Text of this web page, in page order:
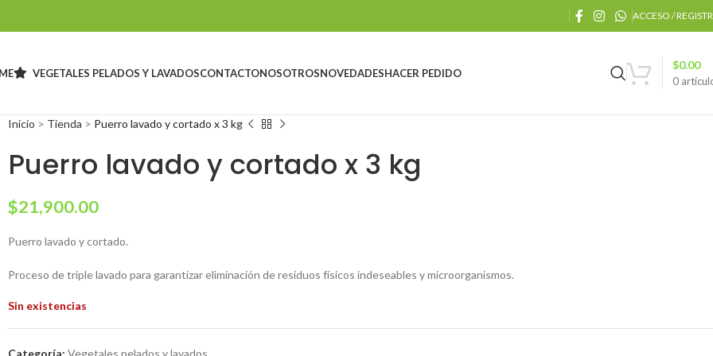
ACCESO /
VEGETALES PELADOS Y LAVADOSCONTACTONOSOTROSNOVEDADESHACER PEDIDO
0
$0.00
Inicio > Tienda > Puerro lavado y cortado x 3 kg
Puerro lavado y cortado x 3 kg
$21,900.00
Puerro lavado y cortado.
Proceso de triple lavado para garantizar eliminación de residuos físicos indeseables y microorganismos.
Sin existencias
Categoría: Vegetales pelados y lavados